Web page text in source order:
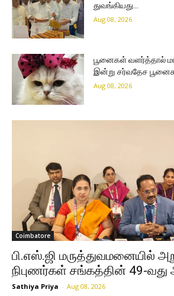
துவங்கியது…
Aug 08, 2026
பூனைகள் வளர்த்தால்
இன்று சர்வதேச
Aug 08, 2026
Coimbatore
பி.எஸ்.ஜி மருத்துவமனையில்
நிபுணர்கள் சங்கத்தின் 49-வது
Sathiya Priya - Aug 08, 2026